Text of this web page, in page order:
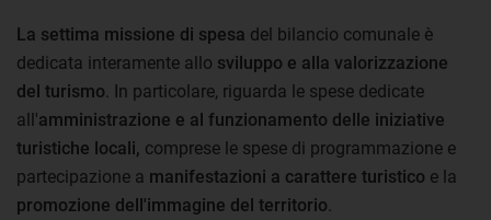
La settima missione di spesa del bilancio comunale è
dedicata interamente allo sviluppo e alla valorizzazione
del turismo . In particolare, riguarda le spese dedicate
all'amministrazione e al funzionamento delle iniziative
turistiche locali, comprese le spese di programmazione e
partecipazione a manifestazioni a carattere turistico e la
promozione dell'immagine del territorio